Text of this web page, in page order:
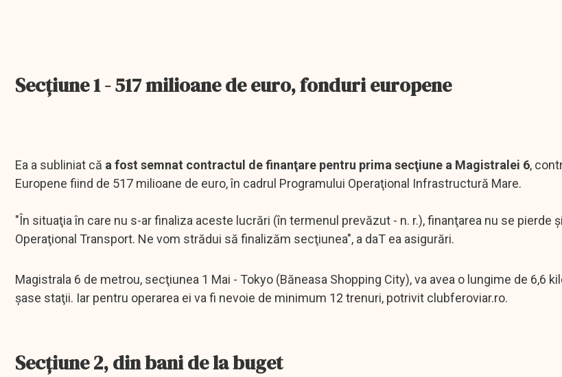
Secțiune 1 - 517 milioane de euro, fonduri europene
Ea a subliniat că a fost semnat contractul de finanţare pentru prima secţiune a Magistralei 6,
Europene fiind de 517 milioane de euro, în cadrul Programului Operaţional Infrastructură Mare.
"În situaţia în care nu s-ar finaliza aceste lucrări (în termenul prevăzut - n. r.), finanţarea nu se pierde
Operaţional Transport. Ne vom strădui să finalizăm secţiunea", a daT ea asigurări.
Magistrala 6 de metrou, secţiunea 1 Mai - Tokyo (Băneasa Shopping City), va avea o lungime de 6,6
şase staţii. Iar pentru operarea ei va fi nevoie de minimum 12 trenuri, potrivit clubferoviar.ro.
Secțiune 2, din bani de la buget